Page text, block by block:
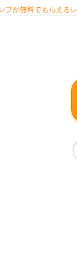
プが無料でもらえる